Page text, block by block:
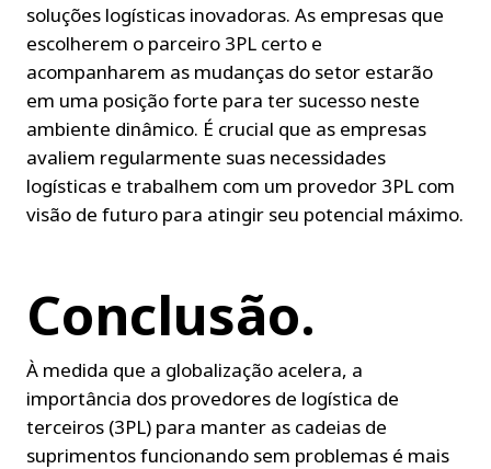
soluções logísticas inovadoras. As empresas que
escolherem o parceiro 3PL certo e
acompanharem as mudanças do setor estarão
em uma posição forte para ter sucesso neste
ambiente dinâmico. É crucial que as empresas
avaliem regularmente suas necessidades
logísticas e trabalhem com um provedor 3PL com
visão de futuro para atingir seu potencial máximo.
Conclusão.
À medida que a globalização acelera, a
importância dos provedores de logística de
terceiros (3PL) para manter as cadeias de
suprimentos funcionando sem problemas é mais